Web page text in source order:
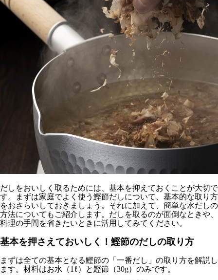
だしをおいしく取るためには、基本を抑えておくことが大切で
す。まずは家庭でよく使う鰹節だしについて、基本的な取り方
をおさらいしておきましょう。それに加えて、簡単な水だしの
方法についてもご紹介します。だしを取るのが面倒なときや、
料理の手間を省きたいときに活用してみてください。
基本を押さえておいしく！鰹節のだしの取り方
まずは全ての基本となる鰹節の「一番だし」の取り方を解説し
ます。材料はお水（1ℓ）と鰹節（30g）のみです。